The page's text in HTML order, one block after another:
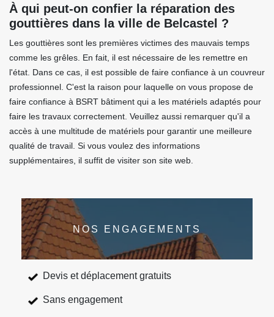
À qui peut-on confier la réparation des
gouttières dans la ville de Belcastel ?
Les gouttières sont les premières victimes des mauvais temps
comme les grêles. En fait, il est nécessaire de les remettre en
l'état. Dans ce cas, il est possible de faire confiance à un couvreur
professionnel. C'est la raison pour laquelle on vous propose de
faire confiance à BSRT bâtiment qui a les matériels adaptés pour
faire les travaux correctement. Veuillez aussi remarquer qu'il a
accès à une multitude de matériels pour garantir une meilleure
qualité de travail. Si vous voulez des informations
supplémentaires, il suffit de visiter son site web.
NOS ENGAGEMENTS
Devis et déplacement gratuits
Sans engagement